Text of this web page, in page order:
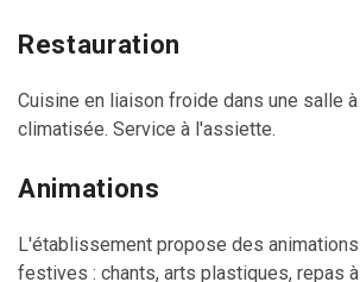
Restauration
Cuisine en liaison froide dans une salle
climatisée. Service à l'assiette.
Animations
L'établissement propose des
festives : chants, arts plastiques, repas